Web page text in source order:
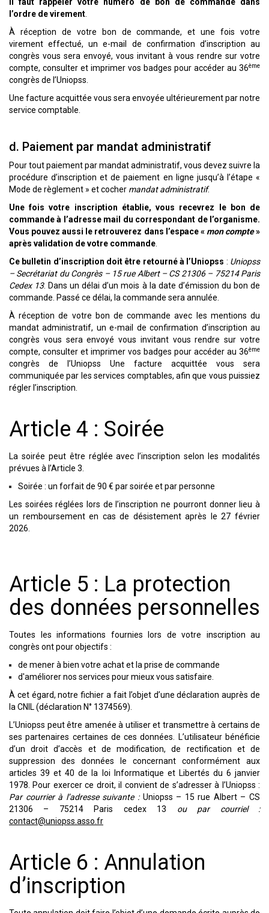
l’ordre de virement
À réception de votre bon de commande, et une fois votre
virement effectué, un e-mail de confirmation d’inscription au
congrès vous sera envoyé, vous invitant à vous rendre sur votre
compte, consulter et imprimer vos badges pour accéder au 36ème
congrès de l’Uniopss.
Une facture acquittée vous sera envoyée ultérieurement par notre
service comptable.
d. Paiement par mandat administratif
Pour tout paiement par mandat administratif, vous devez suivre la
procédure d’inscription et de paiement en ligne jusqu’à l’étape «
Mode de règlement » et cocher mandat administratif.
Une fois votre inscription établie, vous recevrez le bon de
commande à l’adresse mail du correspondant de l’organisme.
Vous pouvez aussi le retrouverez dans l’espace « mon compte»
après validation de votre commande
Ce bulletin d’inscription doit être retourné à l’Uniopss : Uniopss
– Secrétariat du Congrès – 15 rue Albert – CS 21306 – 75214 Paris
Cedex 13. Dans un délai d’un mois à la date d’émission du bon de
commande. Passé ce délai, la commande sera annulée.
À réception de votre bon de commande avec les mentions du
mandat administratif, un e-mail de confirmation d’inscription au
congrès vous sera envoyé vous invitant vous rendre sur votre
compte, consulter et imprimer vos badges pour accéder au 36ème
congrès de l’Uniopss Une facture acquittée vous sera
communiquée par les services comptables, afin que vous puissiez
régler l’inscription.
Article 4 : Soirée
La soirée peut être réglée avec l’inscription selon les modalités
prévues à l’Article 3.
Soirée : un forfait de 90 € par soirée et par personne
Les soirées réglées lors de l’inscription ne pourront donner lieu à
un remboursement en cas de désistement après le 27 février
2026.
Article 5 : La protection
des données personnelles
Toutes les informations fournies lors de votre inscription au
congrès ont pour objectifs :
de mener à bien votre achat et la prise de commande
d'améliorer nos services pour mieux vous satisfaire.
À cet égard, notre fichier a fait l’objet d’une déclaration auprès de
la CNIL (déclaration N° 1374569).
L’Uniopss peut être amenée à utiliser et transmettre à certains de
ses partenaires certaines de ces données. L’utilisateur bénéficie
d’un droit d’accès et de modification, de rectification et de
suppression des données le concernant conformément aux
articles 39 et 40 de la loi Informatique et Libertés du 6 janvier
1978. Pour exercer ce droit, il convient de s’adresser à l’Uniopss :
Par courrier à l’adresse suivante :Uniopss – 15 rue Albert – CS
21306 – 75214 Paris cedex 13 ou par courriel :
contact@uniopss.asso.fr
Article 6 : Annulation
d’inscription